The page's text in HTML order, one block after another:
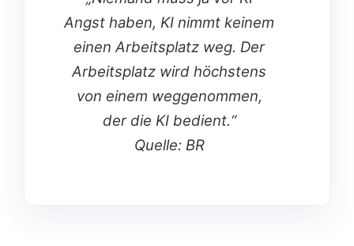
Angst haben, KI nimmt keinem
einen Arbeitsplatz weg. Der
Arbeitsplatz wird höchstens
von einem weggenommen,
der die KI bedient.“
Quelle: BR